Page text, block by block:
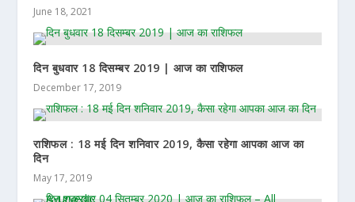
June 18, 2021
दिन बुधवार 18 दिसम्बर 2019 | आज का राशिफल
December 17, 2019
राशिफल : 18 मई दिन शनिवार 2019, कैसा रहेगा आपका आज का
दिन
May 17, 2019